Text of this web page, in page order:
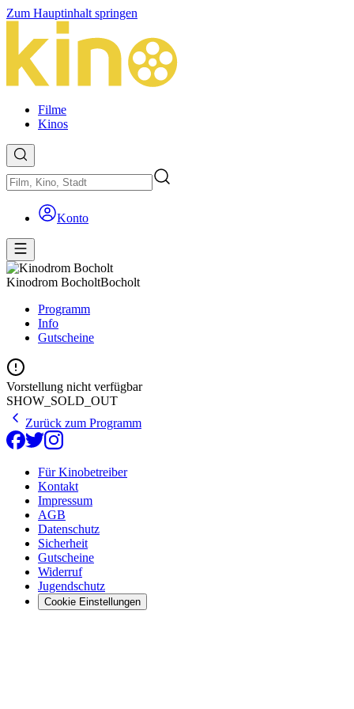
Zum Hauptinhalt springen
Filme
Kinos
Konto
Kinodrom BocholtBocholt
Programm
Info
Gutscheine
Vorstellung nicht verfügbar
SHOW_SOLD_OUT
Zurück zum Programm
Für Kinobetreiber
Kontakt
Impressum
AGB
Datenschutz
Sicherheit
Gutscheine
Widerruf
Jugendschutz
Cookie Einstellungen